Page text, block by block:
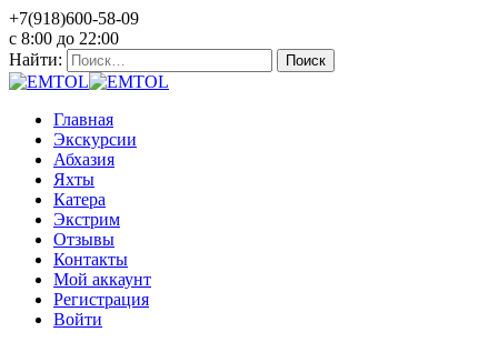
+7(918)600-58-09
c 8:00 до 22:00
Найти:
Главная
Экскурсии
Абхазия
Яхты
Катера
Экстрим
Отзывы
Контакты
Мой аккаунт
Регистрация
Войти